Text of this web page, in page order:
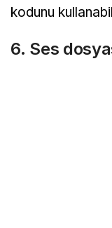
kodunu
6. Ses